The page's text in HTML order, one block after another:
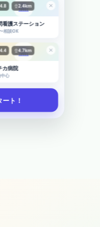
2.4km
看護ステーション
相談OK
4.7km
カ病院
心
ト！